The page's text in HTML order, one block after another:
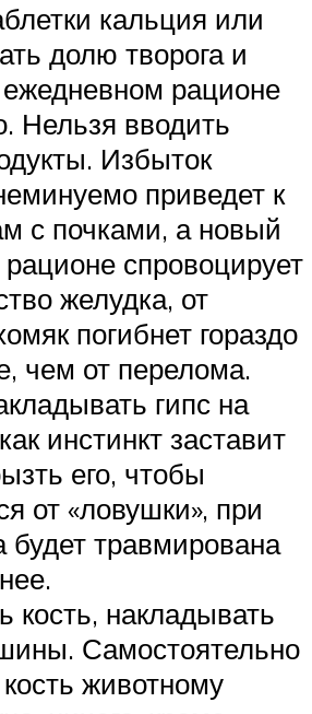
кальция или
долю творога и
рационе
Нельзя вводить
Избыток
приведет к
с почками, а новый
рационе спровоцирует
желудка, от
погибнет гораздо
чем от перелома.
гипс на
инстинкт заставит
его, чтобы
от «ловушки», при
будет травмирована
кость, накладывать
Самостоятельно
животному